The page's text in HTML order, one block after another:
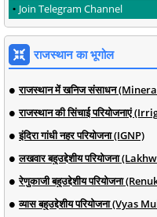
Join Telegram Channel
राजस्थान का भूगोल
राजस्थान में खनिज संसाधन
राजस्थान की सिंचाई परियोजनाएं
इंदिरा गांधी नहर परियोजना (IGNP)
लखवार बहुउद्देशीय परियोजना
रेणुकाजी बहुउद्देशीय परियोजना
व्यास बहुउद्देशीय परियोजना